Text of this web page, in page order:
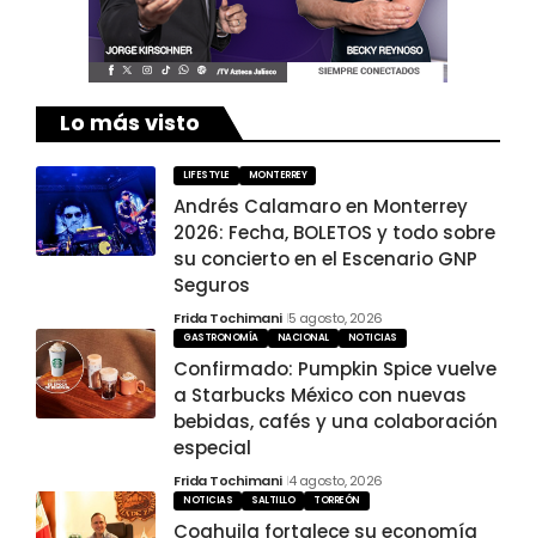
Lo más visto
LIFESTYLE MONTERREY
Andrés Calamaro en Monterrey
2026: Fecha, BOLETOS y todo sobre
su concierto en el Escenario GNP
Seguros
Frida Tochimani 5 agosto, 2026
GASTRONOMÍA NACIONAL NOTICIAS
Confirmado: Pumpkin Spice vuelve
a Starbucks México con nuevas
bebidas, cafés y una colaboración
especial
Frida Tochimani 4 agosto, 2026
NOTICIAS SALTILLO TORREÓN
Coahuila fortalece su economía